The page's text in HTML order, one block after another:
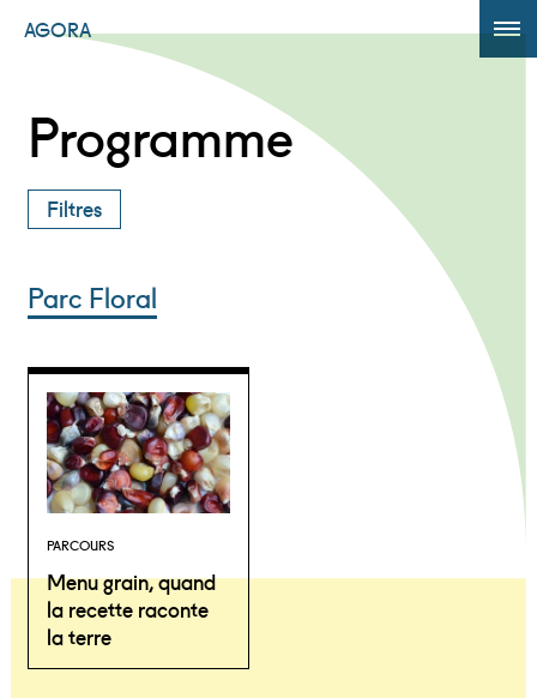
AGORA
AGORA +
Powered by
Programme
Filtres
Parc Floral
PARCOURS
Menu grain, quand
la recette raconte
la terre